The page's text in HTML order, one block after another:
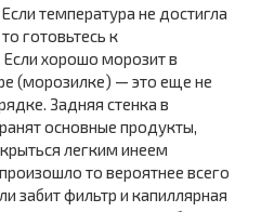
температура не достигла
готовьтесь к
хорошо морозит в
(морозилке) — это еще не
Задняя стенка в
основные продукты,
легким инеем
то вероятнее всего
забит фильтр и капиллярная